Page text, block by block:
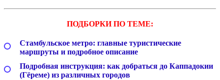
ПОДБОРКИ ПО ТЕМЕ:
Стамбульское метро: главные туристические
маршруты и подробное описание
Подробная инструкция: как добраться до Каппадокии
(Гёреме) из различных городов